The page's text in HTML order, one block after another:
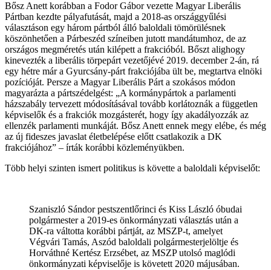
Bősz Anett korábban a Fodor Gábor vezette Magyar Liberális
Pártban kezdte pályafutását, majd a 2018-as országgyűlési
választáson egy három pártból álló baloldali tömörülésnek
köszönhetően a Párbeszéd színeiben jutott mandátumhoz, de az
országos megméretés után kilépett a frakcióból. Bőszt alighogy
kinevezték a liberális törpepárt vezetőjévé 2019. december 2-án, rá
egy hétre már a Gyurcsány-párt frakciójába ült be, megtartva elnöki
pozícióját. Persze a Magyar Liberális Párt a szokásos módon
magyarázta a pártszédelgést: „A kormánypártok a parlamenti
házszabály tervezett módosításával tovább korlátoznák a független
képviselők és a frakciók mozgásterét, hogy így akadályozzák az
ellenzék parlamenti munkáját. Bősz Anett ennek megy elébe, és még
az új fideszes javaslat életbelépése előtt csatlakozik a DK
frakciójához” – írták korábbi közleményükben.
Több helyi szinten ismert politikus is követte a baloldali képviselőt:
Szaniszló Sándor pestszentlőrinci és Kiss László óbudai
polgármester a 2019-es önkormányzati választás után a
DK-ra váltotta korábbi pártját, az MSZP-t, amelyet
Végvári Tamás, Aszód baloldali polgármesterjelöltje és
Horváthné Kertész Erzsébet, az MSZP utolsó maglódi
önkormányzati képviselője is követett 2020 májusában.